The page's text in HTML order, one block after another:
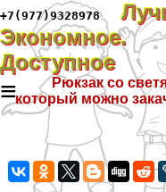
+7(977)9328978
Экономное.
Доступное
≡
Рюкзак со
который можно